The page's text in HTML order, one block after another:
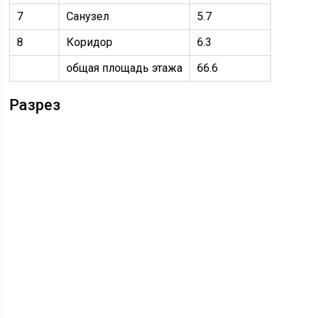
7
Санузел
5.7
8
Коридор
6.3
общая площадь этажа
66.6
Разрез